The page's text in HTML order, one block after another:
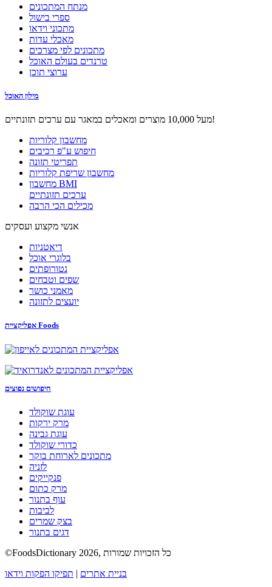
מנתח המתכונים
ספרי בישול
מתכוני וידאו
מאכלי עדות
מתכונים לפי מצרכים
טרנדים בעולם האוכל
ערוצי תוכן
מילון האוכל
מעל 10,000 מוצרים ומאכלים במאגר עם ערכים תזונתיים!
מחשבון קלוריות
חיפוש ע"פ רכיבים
תפריטי תזונה
מחשבון שריפת קלוריות
מחשבון BMI
ערכים תזונתיים
מכילים הכי הרבה
אנשי מקצוע ועסקים
דיאטניות
בלוגרי אוכל
נטורופתים
שפים וטבחים
מאמני כושר
יועצים לתזונה
אפליקציית Foods
חיפושים נפוצים
עוגת שוקולד
מרק ירקות
עוגת גבינה
כדורי שוקולד
מתכונים לארוחת בוקר
לזניה
פנקייקים
מרק כתום
עוף בתנור
לביבות
בצק שמרים
דגים בתנור
©FoodsDictionary 2026, כל הזכויות שמורות
בניית אתרים | תפיקו הפקות וידאו